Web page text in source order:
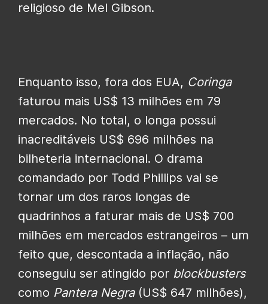
religioso de Mel Gibson.
Enquanto isso, fora dos EUA, Coringa
faturou mais US$ 13 milhões em 79
mercados. No total, o longa possui
inacreditáveis US$ 696 milhões na
bilheteria internacional. O drama
comandado por Todd Phillips vai se
tornar um dos raros longas de
quadrinhos a faturar mais de US$ 700
milhões em mercados estrangeiros – um
feito que, descontada a inflação, não
conseguiu ser atingido por blockbusters
como Pantera Negra(US$ 647 milhões),